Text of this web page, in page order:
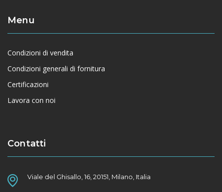
Menu
Condizioni di vendita
Condizioni generali di fornitura
Certificazioni
Lavora con noi
Contatti
Viale del Ghisallo, 16, 20151, Milano, Italia